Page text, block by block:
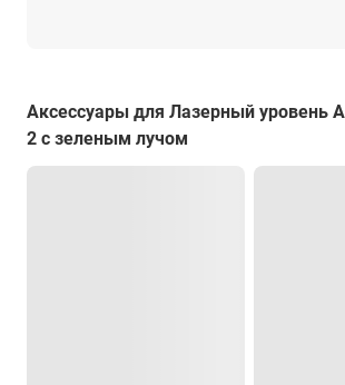
Мощность
< 1 мВт
Аксессуары для Лазерный уровень
2 с зеленым лучом